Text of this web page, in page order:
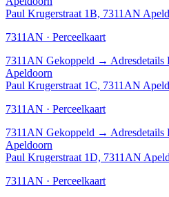
Paul Krugerstraat 1B, 7311AN
7311AN · Perceelkaart
7311AN Gekoppeld → Adresdetails
Apeldoorn
Paul Krugerstraat 1C, 7311AN
7311AN · Perceelkaart
7311AN Gekoppeld → Adresdetails
Apeldoorn
Paul Krugerstraat 1D, 7311AN
7311AN · Perceelkaart